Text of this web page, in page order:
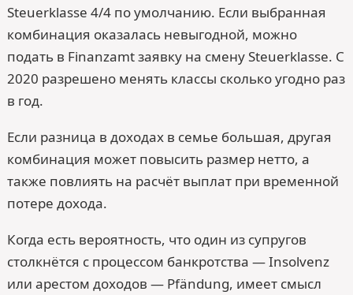
Steuerklasse 4/4 по умолчанию. Если выбранная
комбинация оказалась невыгодной, можно
подать в Finanzamt заявку на смену Steuerklasse. С
2020 разрешено менять классы сколько угодно раз
в год.
Если разница в доходах в семье большая, другая
комбинация может повысить размер нетто, а
также повлиять на расчёт выплат при временной
потере дохода.
Когда есть вероятность, что один из супругов
столкнётся с процессом банкротства — Insolvenz
или арестом доходов — Pfändung, имеет смысл